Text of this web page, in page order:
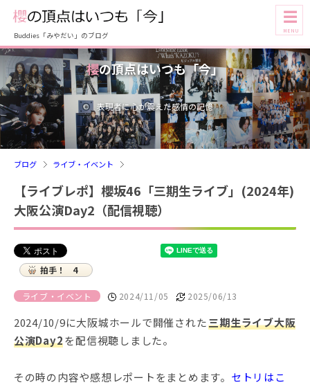
Buddies「みやだい」のブログ
☰
MENU
櫻の頂点はいつも「今」
表現者に心が震えた感情の記憶
ブログ ライブ・イベント
【ライブレポ】櫻坂46「三期生ライブ」(2024年)
大阪公演Day2（配信視聴）
拍手！ 4
ライブ・イベント 2024/11/05 2025/06/13
2024/10/9に大阪城ホールで開催された三期生ライブ大阪
公演Day2を配信視聴しました。
その時の内容や感想レポートをまとめます。 セトリはこ